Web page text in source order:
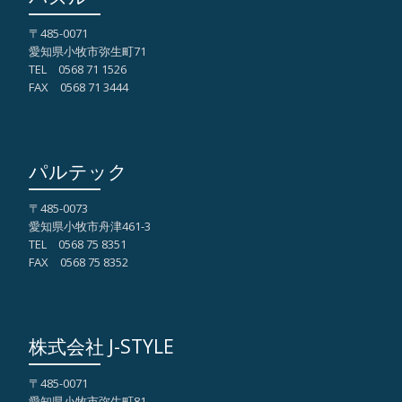
〒485-0071
愛知県小牧市弥生町71
TEL 0568 71 1526
FAX 0568 71 3444
パルテック
〒485-0073
愛知県小牧市舟津461-3
TEL 0568 75 8351
FAX 0568 75 8352
株式会社 J-STYLE
〒485-0071